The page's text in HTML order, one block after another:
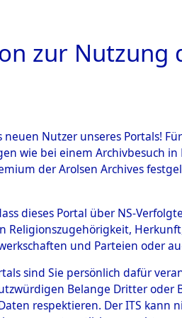
und
zur Nutzung
Nutzer unseres Portals!
wie bei einem Archivbesuch
der Arolsen Archives
dieses Portal über NS-
Religionszugehörigkeit,
und Parteien oder
sind Sie persönlich dafür
Belange Dritter
respektieren. Der ITS